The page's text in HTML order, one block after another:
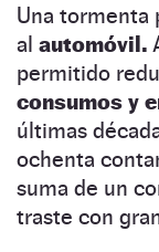
Una tormenta
al automóvil.
permitido
consumos y
últimas
ochenta
suma de un
traste con